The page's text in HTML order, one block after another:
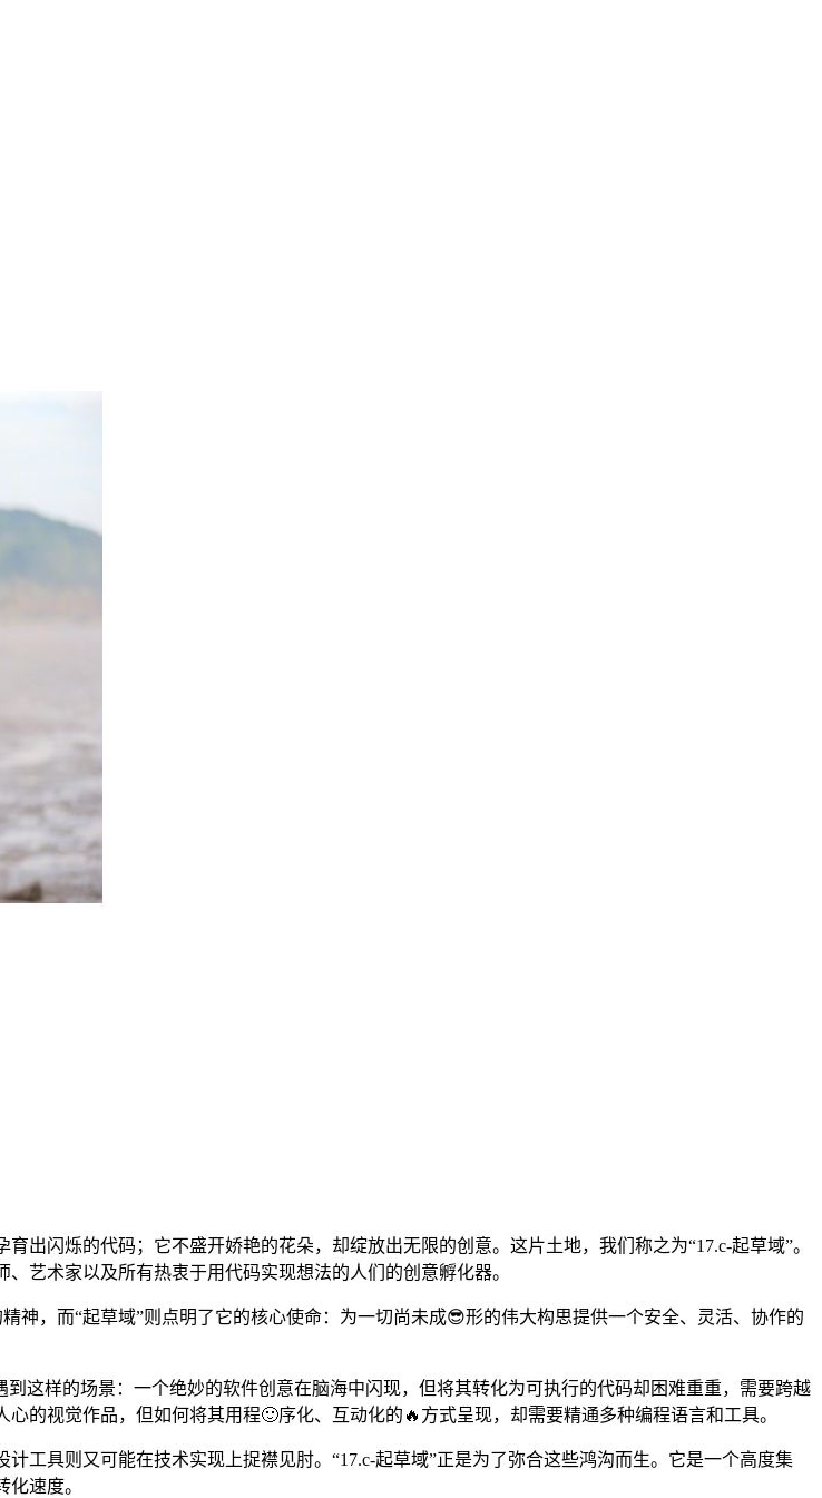
出闪烁的代码；它不盛开娇艳的花朵，却绽放出无限的创意。这片土地，我们称之为“17.c-起草域”。
艺术家以及所有热衷于用代码实现想法的人们的创意孵化器。
神，而“起草域”则点明了它的核心使命：为一切尚未成😎形的伟大构思提供一个安全、灵活、协作的
这样的场景：一个绝妙的软件创意在脑海中闪现，但将其转化为可执行的代码却困难重重，需要跨越
的视觉作品，但如何将其用程🙂序化、互动化的🔥方式呈现，却需要精通多种编程语言和工具。
工具则又可能在技术实现上捉襟见肘。“17.c-起草域”正是为了弥合这些鸿沟而生。它是一个高度集
速度。